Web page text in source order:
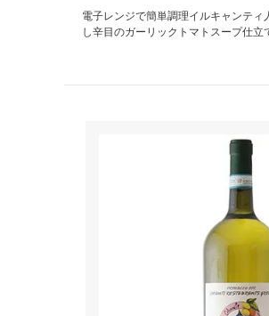
電子レンジで簡単調理イルキャンティ
し辛目のガーリックトマトスープ仕立